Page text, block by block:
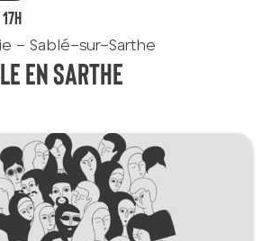
17h
- Sablé-sur-Sarthe
en Sarthe